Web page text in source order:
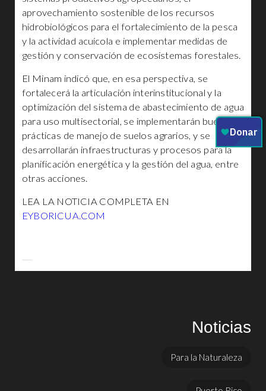
aprovechamiento sostenible de los recursos
hidrobiológicos para el fortalecimiento de la pesca
y la actividad acuícola e implementar medidas de
gestión y conservación de ecosistemas forestales.
El Minam indicó que, en esa perspectiva, se
fortalecerá la articulación interinstitucional y la
optimización del sistema de abastecimiento de agua
para uso multisectorial, se implementarán buenas
prácticas de manejo de suelos agrarios, y se
desarrollarán infraestructuras y procesos para la
planificación energética y la gestión del agua, entre
otras acciones.
LEA LA NOTICIA COMPLETA EN
EYBORICUA.COM
Noticias
Para la Naturaleza